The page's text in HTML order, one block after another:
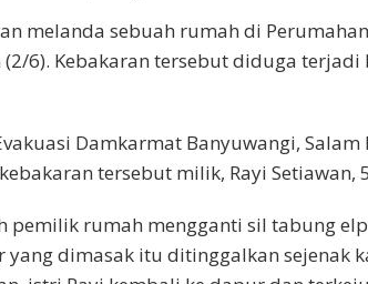
melanda sebuah rumah di
(2/6). Kebakaran tersebut diduga terjadi
Damkarmat Banyuwangi,
tersebut milik, Rayi Setiawan,
pemilik rumah mengganti sil tabung
yang dimasak itu ditinggalkan sejenak